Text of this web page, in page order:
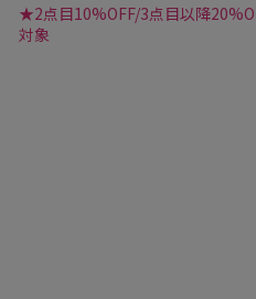
★2点目10%OFF/3点目以降
対象